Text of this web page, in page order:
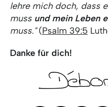
lehre mich doch, dass
muss und mein Leben
muss."(Psalm 39:5
Danke für dich!